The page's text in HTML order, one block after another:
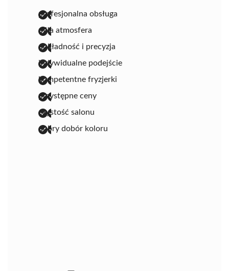
profesjonalna obsługa
miła atmosfera
dokładność i precyzja
indywidualne podejście
kompetentne fryzjerki
przystępne ceny
czystość salonu
dobry dobór koloru